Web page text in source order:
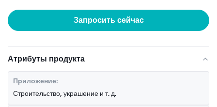
Запросить сейчас
Атрибуты продукта
Приложение:
Строительство, украшение и т. д.